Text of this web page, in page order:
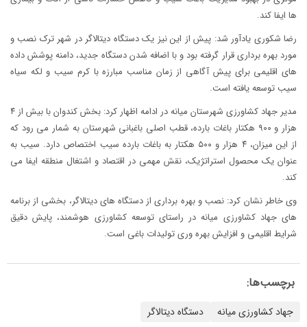
ها ایفا کند.
رضا شکوری یادآور شد: پیش از این نیز یک دستگاه دیتالاگر در شهر ترک نصب و
مورد بهره برداری قرار گرفته بود و با اضافه شدن دستگاه جدید، دامنه پوشش داده
های اقلیمی برای پیش آگاهی از زمان مناسب مبارزه با کرم سیب و لکه سیاه
سیب توسعه یافته است.
مدیر جهاد کشاورزی شهرستان میانه در ادامه اظهار کرد: بخش کندوان با بیش از ۴
هزار و ۹۰۰ هکتار باغات بارده، قطب اصلی باغبانی شهرستان به شمار می رود که
از این میزان، ۴ هزار و ۵۰۰ هکتار به باغات بارده سیب اختصاص دارد. سیب به
عنوان یک محصول استراتژیک، نقش مهمی در اقتصاد و اشتغال منطقه ایفا می
کند.
وی خاطر نشان کرد: نصب و بهره برداری از دستگاه های دیتالاگر، بخشی از برنامه
های جهاد کشاورزی میانه در راستای توسعه کشاورزی هوشمند، پایش دقیق
شرایط اقلیمی و افزایش بهره وری تولیدات باغی است.
برچسب‌ها:
جهاد کشاورزی میانه دستگاه دیتالاگر